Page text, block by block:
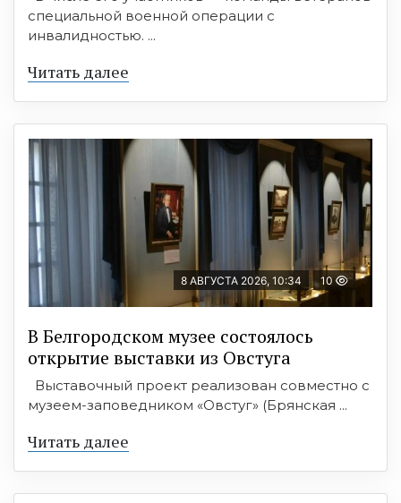
специальной военной операции с
инвалидностью. ...
Читать далее
8 АВГУСТА 2026, 10:34 10
В Белгородском музее состоялось
открытие выставки из Овстуга
Выставочный проект реализован совместно с
музеем-заповедником «Овстуг» (Брянская ...
Читать далее